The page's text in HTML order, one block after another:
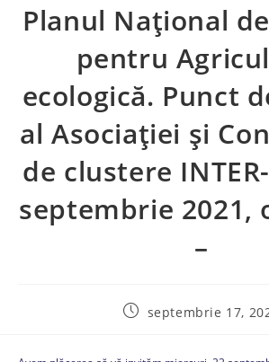
Planul Național
pentru
ecologică. Punct
al Asociației și
de clustere
septembrie 2021,
–
septembrie 17,